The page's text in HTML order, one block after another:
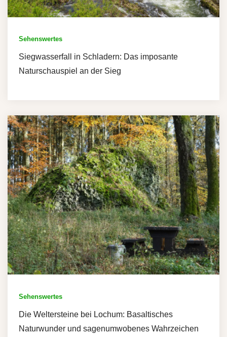
Sehenswertes
Siegwasserfall in Schladern: Das imposante
Naturschauspiel an der Sieg
Sehenswertes
Die Weltersteine bei Lochum: Basaltisches
Naturwunder und sagenumwobenes Wahrzeichen